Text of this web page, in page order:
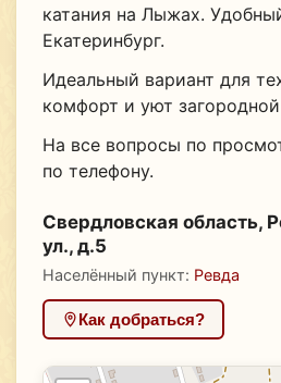
катания на Лыжах.
Екатеринбург.
Идеальный вариант для
комфорт и уют
На все вопросы по
по телефону.
Свердловская область,
ул., д.5
Населённый пункт: Ревда
Как добраться?